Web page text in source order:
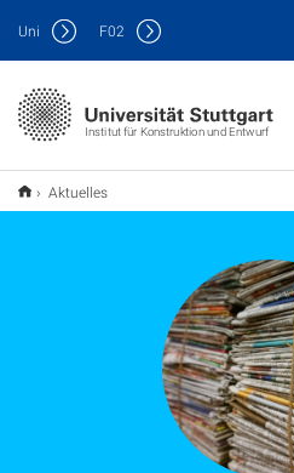
Institut für Konstruktion und Entwurf
Uni F02
Aktuelles